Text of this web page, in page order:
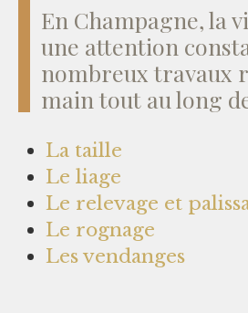
En Champagne, la
une attention
nombreux travaux
main tout au long
La taille
Le liage
Le relevage et
Le rognage
Les vendanges